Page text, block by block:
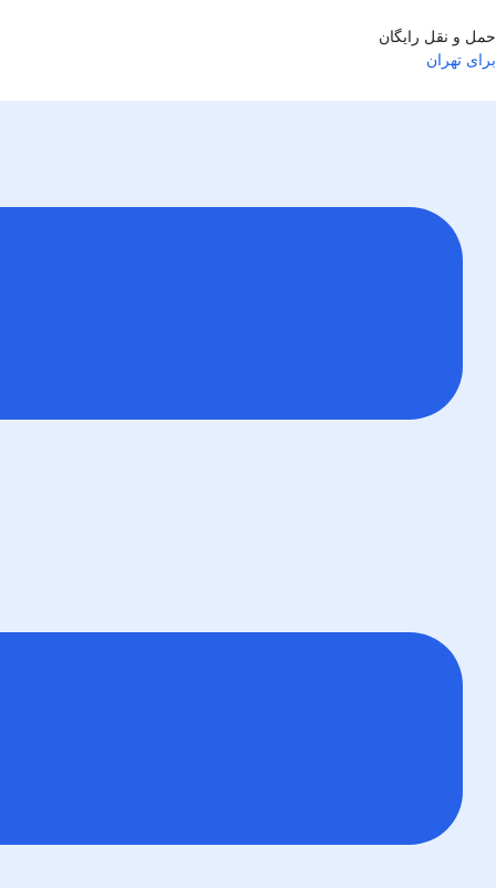
حمل و نقل رایگان
برای تهران